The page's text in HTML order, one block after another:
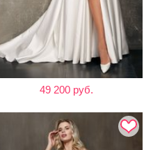
49 200 руб.